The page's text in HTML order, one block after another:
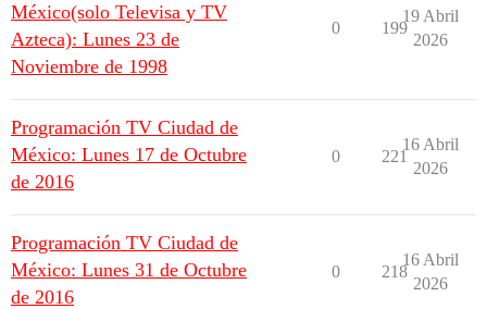
México(solo Televisa y TV
Azteca): Lunes 23 de
Noviembre de 1998
0 199
19 Abril
2026
Programación TV Ciudad de
México: Lunes 17 de Octubre
de 2016
0 221
16 Abril
2026
Programación TV Ciudad de
México: Lunes 31 de Octubre
de 2016
0 218
16 Abril
2026